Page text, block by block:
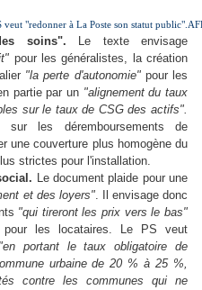
veut "redonner à La Poste son statut
soins". Le texte envisage
pour les généralistes, la création
"la perte d'autonomie"pour les
partie par un "alignement du taux
sur le taux de CSG des actifs".
les déremboursements de
une couverture plus homogène du
strictes pour l'installation.
Le document plaide pour une
et des loyers". Il envisage donc
"qui tireront les prix vers le bas"
les locataires. Le PS veut
"en portant le taux obligatoire de
urbaine de 20 % à 25 %,
contre les communes qui ne